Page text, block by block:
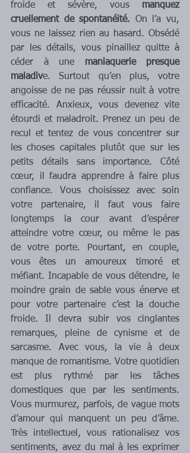
froide et sévère, vous manquez
cruellement de spontanéité. On l’a vu,
vous ne laissez rien au hasard. Obsédé
par les détails, vous pinaillez quitte à
céder à une maniaquerie presque
maladive. Surtout qu’en plus, votre
angoisse de ne pas réussir nuit à votre
efficacité. Anxieux, vous devenez vite
étourdi et maladroit. Prenez un peu de
recul et tentez de vous concentrer sur
les choses capitales plutôt que sur les
petits détails sans importance. Côté
cœur, il faudra apprendre à faire plus
confiance. Vous choisissez avec soin
votre partenaire, il faut vous faire
longtemps la cour avant d’espérer
atteindre votre cœur, ou même le pas
de votre porte. Pourtant, en couple,
vous êtes un amoureux timoré et
méfiant. Incapable de vous détendre, le
moindre grain de sable vous énerve et
pour votre partenaire c’est la douche
froide. Il devra subir vos cinglantes
remarques, pleine de cynisme et de
sarcasme. Avec vous, la vie à deux
manque de romantisme. Votre quotidien
est plus rythmé par les tâches
domestiques que par les sentiments.
Vous murmurez, parfois, de vague mots
d’amour qui manquent un peu d’âme.
Très intellectuel, vous rationalisez vos
sentiments, avez du mal à les exprimer